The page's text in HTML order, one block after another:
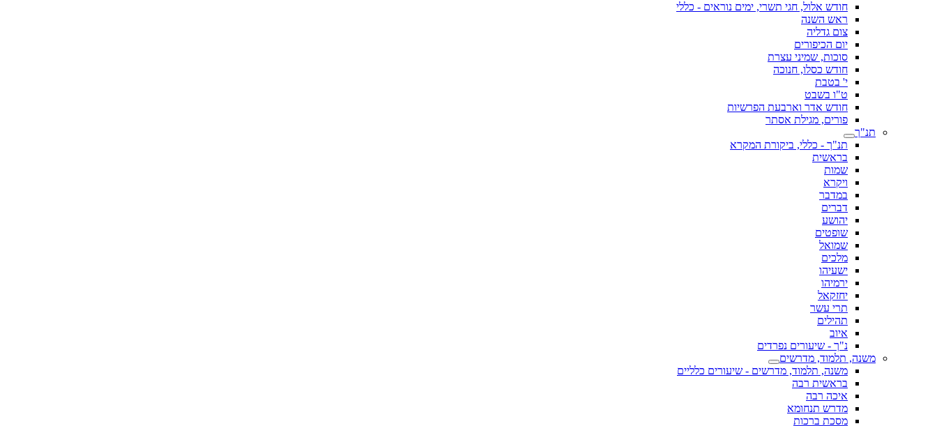
חודש אלול, חגי תשרי, ימים נוראים - כללי
ראש השנה
צום גדליה
יום הכיפורים
סוכות, שמיני עצרת
חודש כסלו, חנוכה
י' בטבת
ט"ו בשבט
חודש אדר וארבעת הפרשיות
פורים, מגילת אסתר
תנ"ך
תנ"ך - כללי, ביקורת המקרא
בראשית
שמות
ויקרא
במדבר
דברים
יהושע
שופטים
שמואל
מלכים
ישעיהו
ירמיהו
יחזקאל
תרי עשר
תהילים
איוב
נ"ך - שיעורים נפרדים
משנה, תלמוד, מדרשים
משנה, תלמוד, מדרשים - שיעורים כלליים
בראשית רבה
איכה רבה
מדרש תנחומא
מסכת ברכות